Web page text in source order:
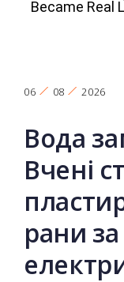
06 08 2026
Вода
Вчені
рани